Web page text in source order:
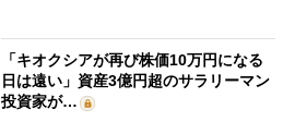
「キオクシアが再び株価10万円になる
日は遠い」資産3億円超のサラリーマン
投資家が…